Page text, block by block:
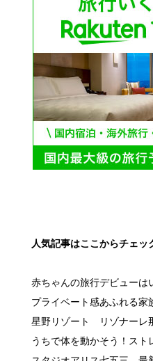
人気記事はここからチェッ
赤ちゃんの旅行デビューは
プライベート感あふれる家
星野リゾート リゾナーレ
うちで体を動かそう！ス